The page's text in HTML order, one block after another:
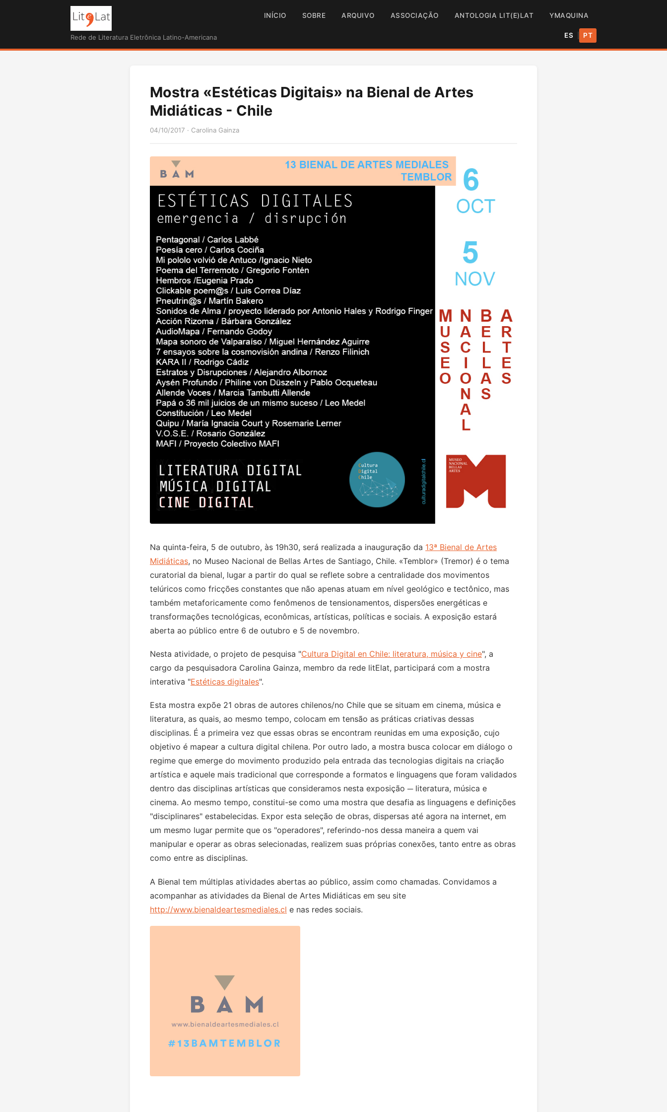
Rede de Literatura Eletrônica Latino-Americana
INÍCIO SOBRE ARQUIVO ASSOCIAÇÃO ANTOLOGIA LIT(E)LAT YMAQUINA
ES PT
Mostra «Estéticas Digitais» na Bienal de Artes
Midiáticas - Chile
04/10/2017 · Carolina Gainza
Na quinta-feira, 5 de outubro, às 19h30, será realizada a inauguração da 13ª Bienal de Artes
Midiáticas, no Museo Nacional de Bellas Artes de Santiago, Chile. «Temblor» (Tremor) é o tema
curatorial da bienal, lugar a partir do qual se reflete sobre a centralidade dos movimentos
telúricos como fricções constantes que não apenas atuam em nível geológico e tectônico, mas
também metaforicamente como fenômenos de tensionamentos, dispersões energéticas e
transformações tecnológicas, econômicas, artísticas, políticas e sociais. A exposição estará
aberta ao público entre 6 de outubro e 5 de novembro.
Nesta atividade, o projeto de pesquisa "Cultura Digital en Chile: literatura, música y cine", a
cargo da pesquisadora Carolina Gainza, membro da rede litElat, participará com a mostra
interativa "Estéticas digitales".
Esta mostra expõe 21 obras de autores chilenos/no Chile que se situam em cinema, música e
literatura, as quais, ao mesmo tempo, colocam em tensão as práticas criativas dessas
disciplinas. É a primeira vez que essas obras se encontram reunidas em uma exposição, cujo
objetivo é mapear a cultura digital chilena. Por outro lado, a mostra busca colocar em diálogo o
regime que emerge do movimento produzido pela entrada das tecnologias digitais na criação
artística e aquele mais tradicional que corresponde a formatos e linguagens que foram validados
dentro das disciplinas artísticas que consideramos nesta exposição ─ literatura, música e
cinema. Ao mesmo tempo, constitui-se como uma mostra que desafia as linguagens e definições
"disciplinares" estabelecidas. Expor esta seleção de obras, dispersas até agora na internet, em
um mesmo lugar permite que os "operadores", referindo-nos dessa maneira a quem vai
manipular e operar as obras selecionadas, realizem suas próprias conexões, tanto entre as obras
como entre as disciplinas.
A Bienal tem múltiplas atividades abertas ao público, assim como chamadas. Convidamos a
acompanhar as atividades da Bienal de Artes Midiáticas em seu site
http://www.bienaldeartesmediales.cl e nas redes sociais.